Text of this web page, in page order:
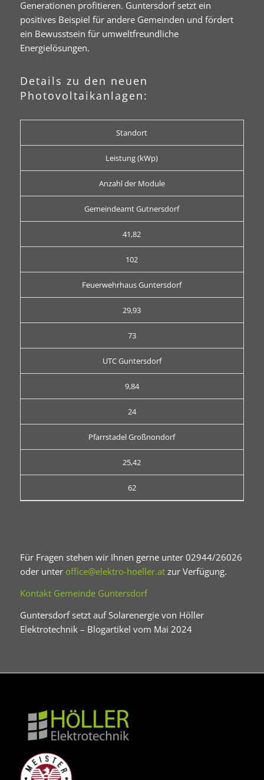
Generationen profitieren. Guntersdorf setzt ein
positives Beispiel für andere Gemeinden und fördert
ein Bewusstsein für umweltfreundliche
Energielösungen.
Details zu den neuen
Photovoltaikanlagen:
Standort
Leistung (kWp)
Anzahl der Module
Gemeindeamt Gutnersdorf
41,82
102
Feuerwehrhaus Guntersdorf
29,93
73
UTC Guntersdorf
9,84
24
Pfarrstadel Großnondorf
25,42
62
Für Fragen stehen wir Ihnen gerne unter 02944/26026
oder unter office@elektro-hoeller.atzur Verfügung.
Kontakt Gemeinde Guntersdorf
Guntersdorf setzt auf Solarenergie von Höller
Elektrotechnik – Blogartikel vom Mai 2024